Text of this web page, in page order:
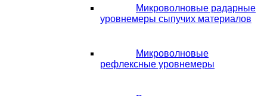
Микроволновые радарные
уровнемеры сыпучих материалов
Микроволновые
рефлексные уровнемеры